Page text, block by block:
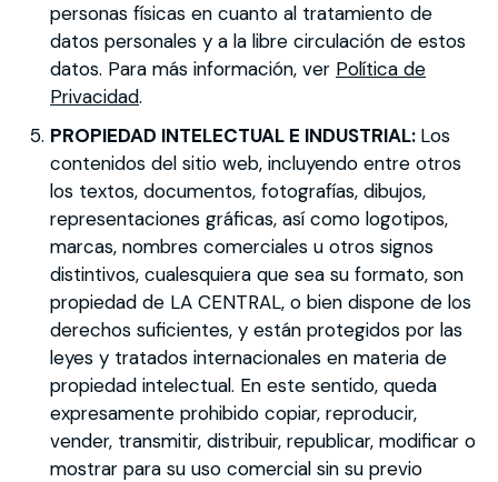
personas físicas en cuanto al tratamiento de
datos personales y a la libre circulación de estos
datos. Para más información, ver Política de
Privacidad.
PROPIEDAD INTELECTUAL E INDUSTRIAL: Los
contenidos del sitio web, incluyendo entre otros
los textos, documentos, fotografías, dibujos,
representaciones gráficas, así como logotipos,
marcas, nombres comerciales u otros signos
distintivos, cualesquiera que sea su formato, son
propiedad de LA CENTRAL, o bien dispone de los
derechos suficientes, y están protegidos por las
leyes y tratados internacionales en materia de
propiedad intelectual. En este sentido, queda
expresamente prohibido copiar, reproducir,
vender, transmitir, distribuir, republicar, modificar o
mostrar para su uso comercial sin su previo